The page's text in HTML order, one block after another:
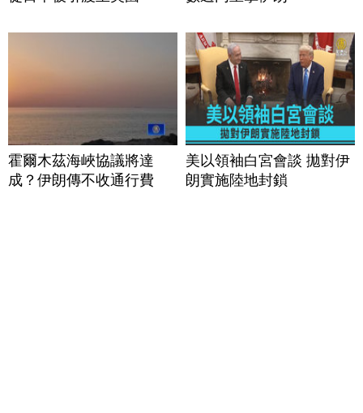
霍爾木茲海峽協議將達
成？伊朗傳不收通行費
美以領袖白宮會談 拋對伊
朗實施陸地封鎖